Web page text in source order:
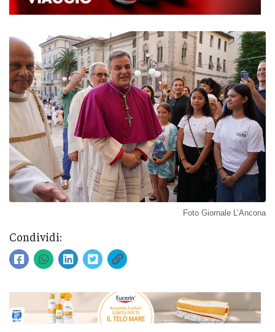
Foto Giornale L’Ancona
Condividi: